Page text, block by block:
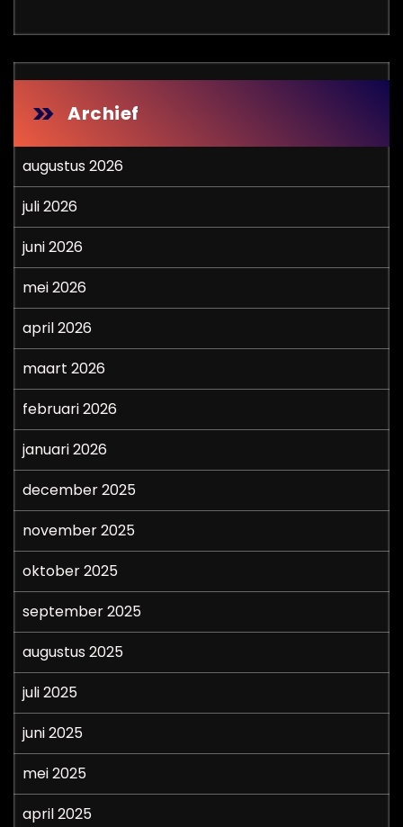
Archief
augustus 2026
juli 2026
juni 2026
mei 2026
april 2026
maart 2026
februari 2026
januari 2026
december 2025
november 2025
oktober 2025
september 2025
augustus 2025
juli 2025
juni 2025
mei 2025
april 2025